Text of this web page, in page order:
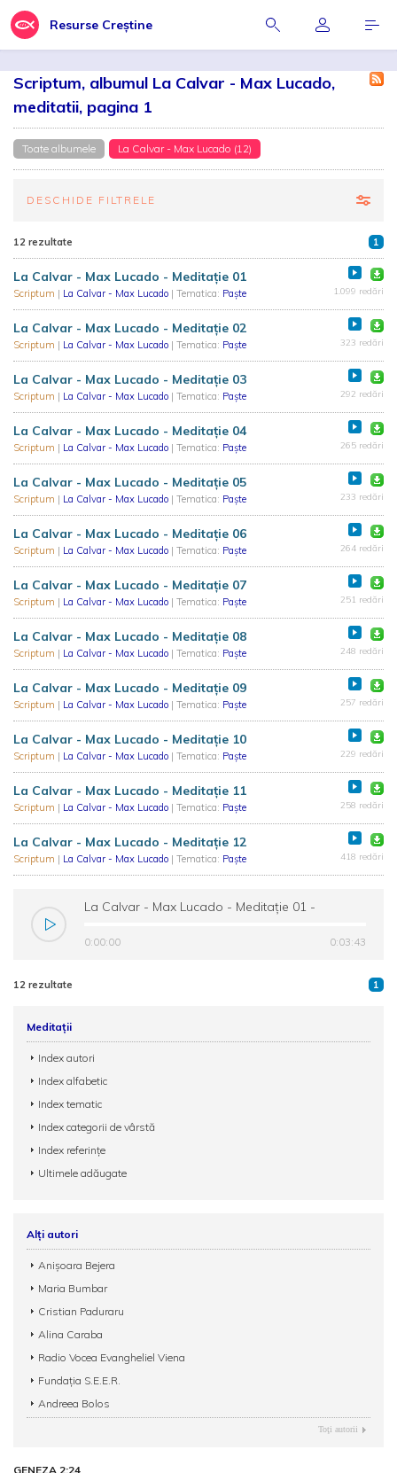
Resurse Creștine
Scriptum, albumul La Calvar - Max Lucado,
meditatii, pagina 1
Toate albumele La Calvar - Max Lucado (12)
DESCHIDE FILTRELE
12 rezultate 1
La Calvar - Max Lucado - Meditație 01
Scriptum | La Calvar - Max Lucado | Tematica: Paște 1.099 redări
La Calvar - Max Lucado - Meditație 02
Scriptum | La Calvar - Max Lucado | Tematica: Paște 323 redări
La Calvar - Max Lucado - Meditație 03
Scriptum | La Calvar - Max Lucado | Tematica: Paște 292 redări
La Calvar - Max Lucado - Meditație 04
Scriptum | La Calvar - Max Lucado | Tematica: Paște 265 redări
La Calvar - Max Lucado - Meditație 05
Scriptum | La Calvar - Max Lucado | Tematica: Paște 233 redări
La Calvar - Max Lucado - Meditație 06
Scriptum | La Calvar - Max Lucado | Tematica: Paște 264 redări
La Calvar - Max Lucado - Meditație 07
Scriptum | La Calvar - Max Lucado | Tematica: Paște 251 redări
La Calvar - Max Lucado - Meditație 08
Scriptum | La Calvar - Max Lucado | Tematica: Paște 248 redări
La Calvar - Max Lucado - Meditație 09
Scriptum | La Calvar - Max Lucado | Tematica: Paște 257 redări
La Calvar - Max Lucado - Meditație 10
Scriptum | La Calvar - Max Lucado | Tematica: Paște 229 redări
La Calvar - Max Lucado - Meditație 11
Scriptum | La Calvar - Max Lucado | Tematica: Paște 258 redări
La Calvar - Max Lucado - Meditație 12
Scriptum | La Calvar - Max Lucado | Tematica: Paște 418 redări
La Calvar - Max Lucado - Meditație 01 -
0:00:00 0:03:43
12 rezultate 1
Meditații
Index autori
Index alfabetic
Index tematic
Index categorii de vârstă
Index referințe
Ultimele adăugate
Alți autori
Anișoara Bejera
Maria Bumbar
Cristian Paduraru
Alina Caraba
Radio Vocea Evangheliel Viena
Fundația S.E.E.R.
Andreea Bolos
Toţi autorii
GENEZA 2:24